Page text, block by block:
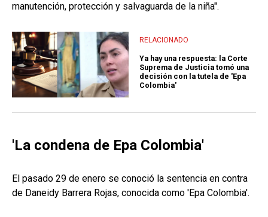
manutención, protección y salvaguarda de la niña".
RELACIONADO
Ya hay una respuesta: la Corte
Suprema de Justicia tomó una
decisión con la tutela de 'Epa
Colombia'
'La condena de Epa Colombia'
El pasado 29 de enero se conoció la sentencia en contra
de Daneidy Barrera Rojas, conocida como 'Epa Colombia'.